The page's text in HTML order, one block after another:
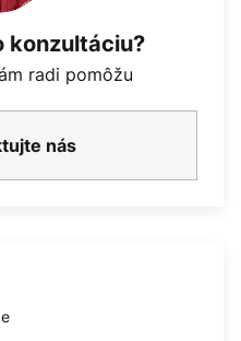
konzultáciu?
radi pomôžu
nás